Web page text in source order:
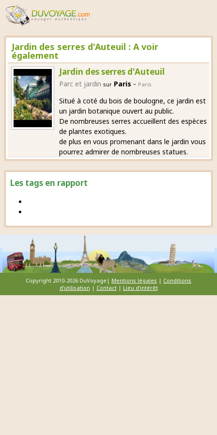
Les tags en rapport
Jardin des serres d'Auteuil : A voir
également
Jardin des serres d'Auteuil
Parc et jardin sur Paris - Paris
Situé à coté du bois de boulogne, ce jardin est
un jardin botanique ouvert au public.
De nombreuses serres accueillent des espèces
de plantes exotiques.
de plus en vous promenant dans le jardin vous
pourrez admirer de nombreuses statues.
Copyright 2010-2026 DuVoyage| Mentions légales | Conditions
d'utilisation | Contact| Lieu d'intérêt